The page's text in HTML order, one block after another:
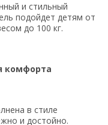
и стильный
подойдет детям от
до 100 кг.
комфорта
в стиле
и достойно.